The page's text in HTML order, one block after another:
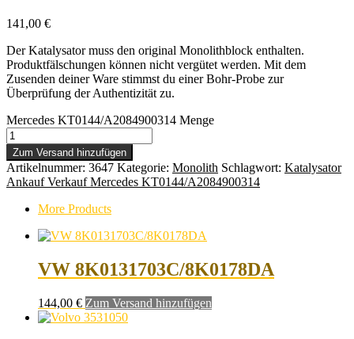
141,00 €
Der Katalysator muss den original Monolithblock enthalten.
Produktfälschungen können nicht vergütet werden. Mit dem
Zusenden deiner Ware stimmst du einer Bohr-Probe zur
Überprüfung der Authentizität zu.
Mercedes KT0144/A2084900314 Menge
Zum Versand hinzufügen
Artikelnummer: 3647 Kategorie: Monolith Schlagwort: Katalysator
Ankauf Verkauf Mercedes KT0144/A2084900314
More Products
VW 8K0131703C/8K0178DA
144,00 € Zum Versand hinzufügen